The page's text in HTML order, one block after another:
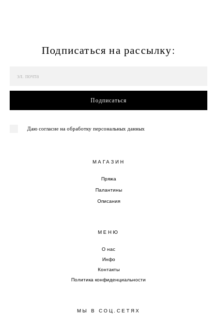
Подписаться на рассылку:
Подписаться
Даю согласие на обработку персональных данных
МАГАЗИН
Пряжа
Палантины
Описания
МЕНЮ
О нас
Инфо
Контакты
Политика конфиденциальности
МЫ В СОЦ.СЕТЯХ